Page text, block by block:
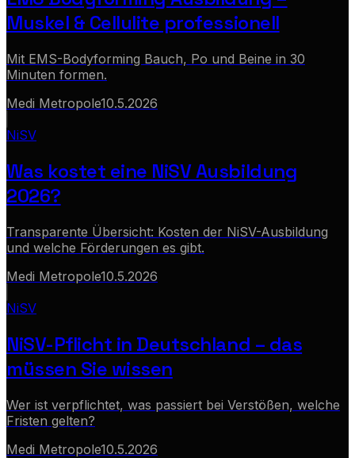
Muskel & Cellulite professionell
Mit EMS-Bodyforming Bauch, Po und Beine in 30
Minuten formen.
Medi Metropole10.5.2026
NiSV
Was kostet eine NiSV Ausbildung
2026?
Transparente Übersicht: Kosten der NiSV-Ausbildung
und welche Förderungen es gibt.
Medi Metropole10.5.2026
NiSV
NiSV-Pflicht in Deutschland – das
müssen Sie wissen
Wer ist verpflichtet, was passiert bei Verstößen, welche
Fristen gelten?
Medi Metropole10.5.2026